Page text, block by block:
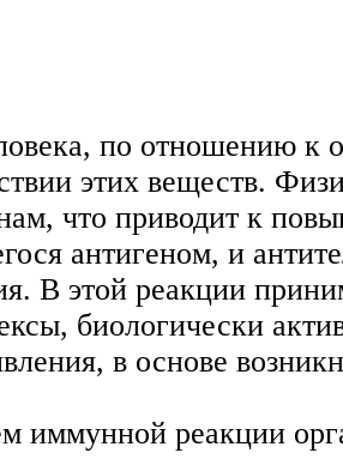
по отношению к
этих веществ.
что приводит к
антигеном, и
В этой реакции
биологически
в основе
иммунной реакции